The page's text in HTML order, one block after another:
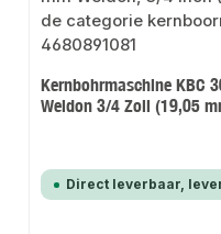
Kernbohrmaschine KBC
Weldon 3/4 Zoll (19,05
Direct leverbaar,